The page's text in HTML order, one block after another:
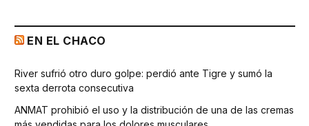
EN EL CHACO
River sufrió otro duro golpe: perdió ante Tigre y sumó la
sexta derrota consecutiva
ANMAT prohibió el uso y la distribución de una de las cremas